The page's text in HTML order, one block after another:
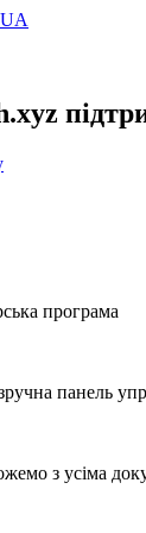
програма
панель
з усіма